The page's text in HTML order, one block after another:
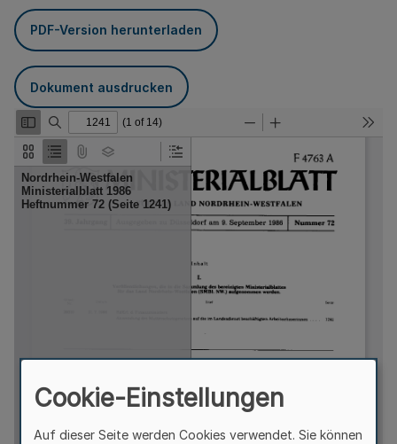
PDF-Version herunterladen
Dokument ausdrucken
Cookie-Einstellungen
Auf dieser Seite werden Cookies verwendet. Sie können